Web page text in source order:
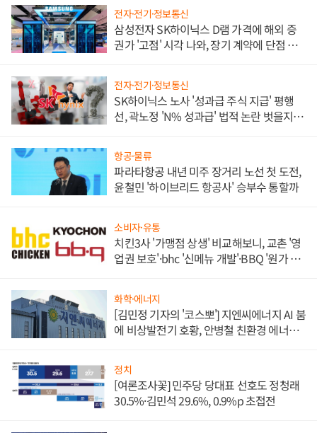
전자·전기·정보통신
삼성전자 SK하이닉스 D램 가격에 해외 증
권가 '고점' 시각 나와, 장기 계약에 단점 부
전자·전기·정보통신
SK하이닉스 노사 '성과급 주식 지급' 평행
선, 곽노정 'N% 성과급' 법적 논란 벗을지 주
항공·물류
파라타항공 내년 미주 장거리 노선 첫 도전,
윤철민 '하이브리드 항공사' 승부수 통할까
소비자·유통
치킨3사 '가맹점 상생' 비교해보니, 교촌 '영
업권 보호'·bhc '신메뉴 개발'·BBQ '원가 부
화학·에너지
[김민정 기자의 '코스뽀'] 지엔씨에너지 AI 붐
에 비상발전기 호황, 안병철 친환경 에너지
정치
[여론조사꽃] 민주당 당대표 선호도 정청래
30.5%·김민석 29.6%, 0.9%p 초접전